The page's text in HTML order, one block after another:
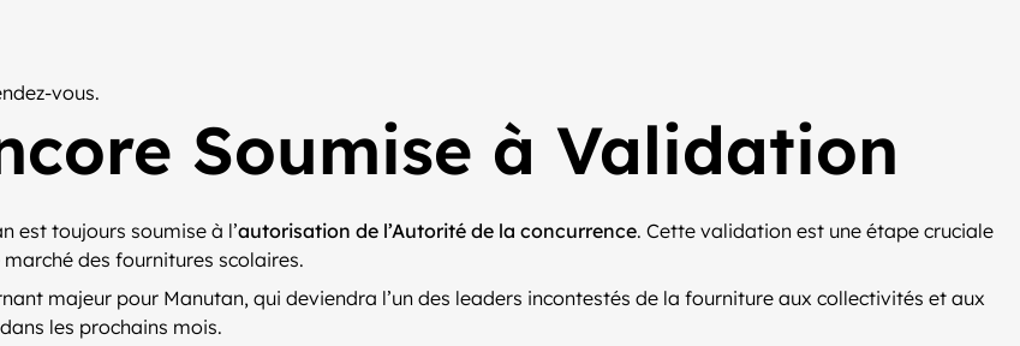
vous.
Soumise à Validation
est toujours soumise à l’autorisation de l’Autorité de la concurrence. Cette validation est une étape cruciale
des fournitures scolaires.
majeur pour Manutan, qui deviendra l’un des leaders incontestés de la fourniture aux collectivités et aux
les prochains mois.